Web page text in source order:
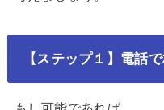
【ステップ１】電話